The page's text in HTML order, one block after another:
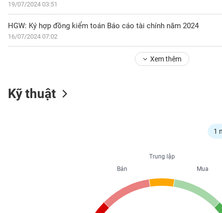
19/07/2024 03:51
HGW: Ký hợp đồng kiểm toán Báo cáo tài chính năm 2024
16/07/2024 07:02
Xem thêm
Kỹ thuật
1
Trung lập
Mua
Bán
NGHIỆP
CỔ
SINH